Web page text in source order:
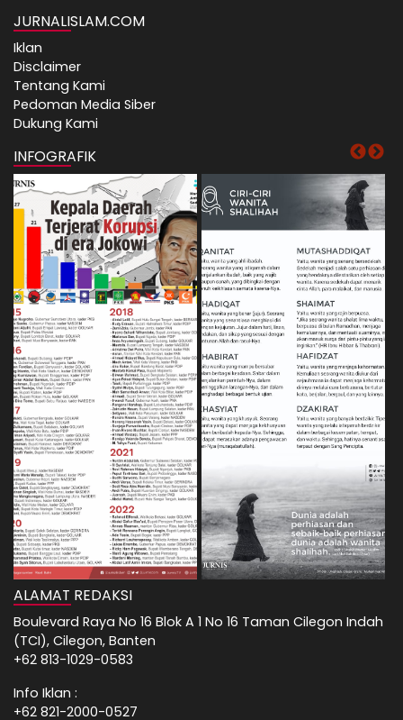
JURNALISLAM.COM
Iklan
Disclaimer
Tentang Kami
Pedoman Media Siber
Dukung Kami
INFOGRAFIK
ALAMAT REDAKSI
Boulevard Raya No 16 Blok A 1 No 16 Taman Cilegon Indah
(TCI), Cilegon, Banten
+62 813-1029-0583
Info Iklan :
+62 821-2000-0527